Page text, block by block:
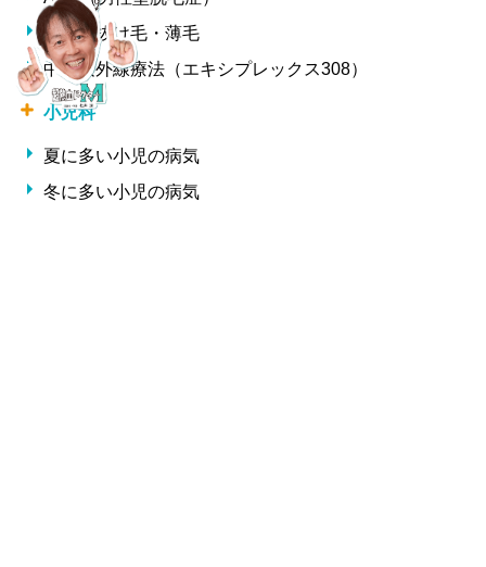
女性の抜け毛・薄毛
中波紫外線療法（エキシプレックス308）
小児科
夏に多い小児の病気
冬に多い小児の病気